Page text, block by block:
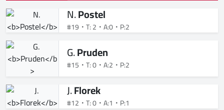
N.Postel
#19 T: 2 A:0 P:2
G.Pruden
#15 T: 0 A:2 P:2
J.Florek
#12 T: 0 A:1 P:1